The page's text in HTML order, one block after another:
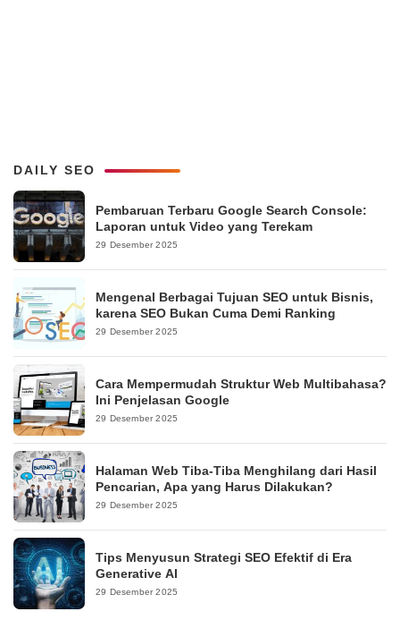
DAILY SEO
Pembaruan Terbaru Google Search Console:
Laporan untuk Video yang Terekam
29 Desember 2025
Mengenal Berbagai Tujuan SEO untuk Bisnis,
karena SEO Bukan Cuma Demi Ranking
29 Desember 2025
Cara Mempermudah Struktur Web Multibahasa?
Ini Penjelasan Google
29 Desember 2025
Halaman Web Tiba-Tiba Menghilang dari Hasil
Pencarian, Apa yang Harus Dilakukan?
29 Desember 2025
Tips Menyusun Strategi SEO Efektif di Era
Generative AI
29 Desember 2025